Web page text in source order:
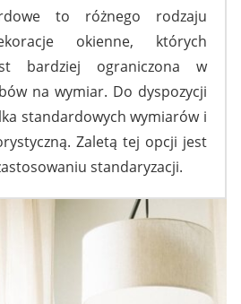
to różnego rodzaju
okienne, których
bardziej ograniczona w
na wymiar. Do dyspozycji
standardowych wymiarów i
Zaletą tej opcji jest
standaryzacji.